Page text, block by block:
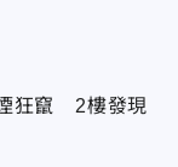
狂竄 2樓發現